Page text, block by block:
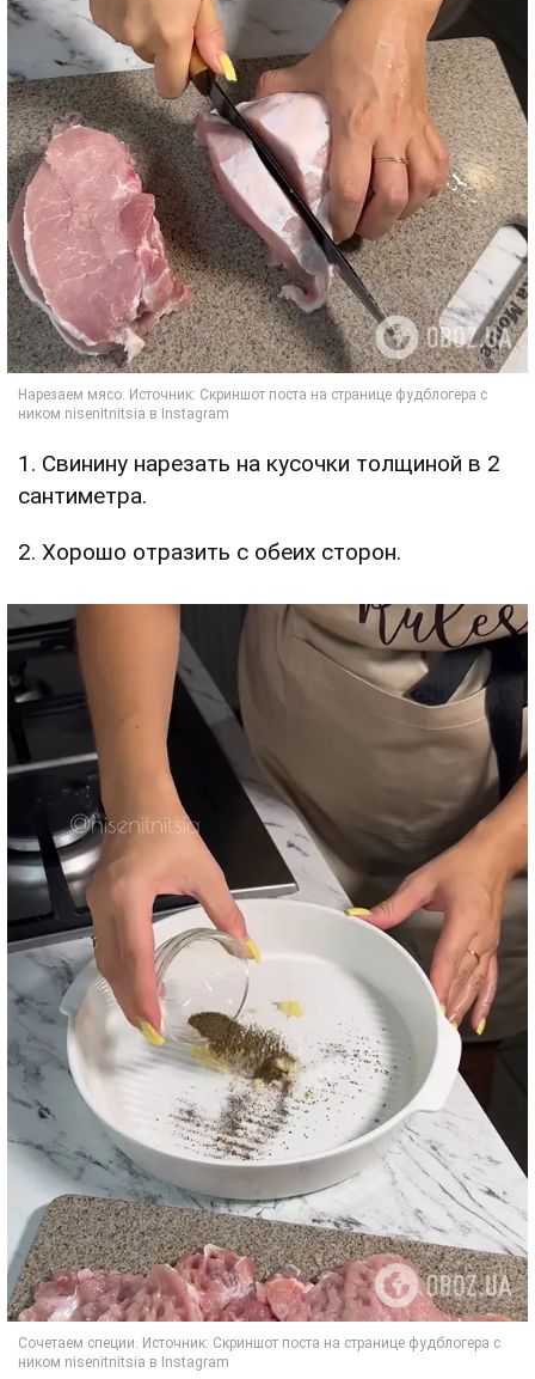
1. Свинину нарезать на кусочки толщиной в 2
сантиметра.
2. Хорошо отразить с обеих сторон.